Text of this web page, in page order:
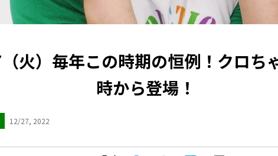
火）毎年この時期の恒例！クロち
時から登場！
12/27, 2022